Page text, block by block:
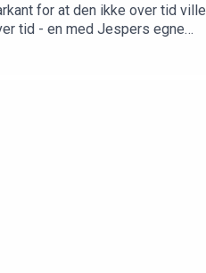
for at den ikke over tid ville
tid - en med Jespers egne
sin hustru makeup-brandet
iværksætterhistorie.